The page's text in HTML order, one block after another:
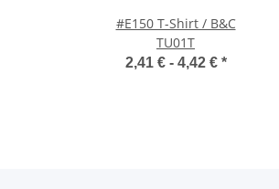
#E150 T-Shirt / B&C
TU01T
2,41 € - 4,42 € *